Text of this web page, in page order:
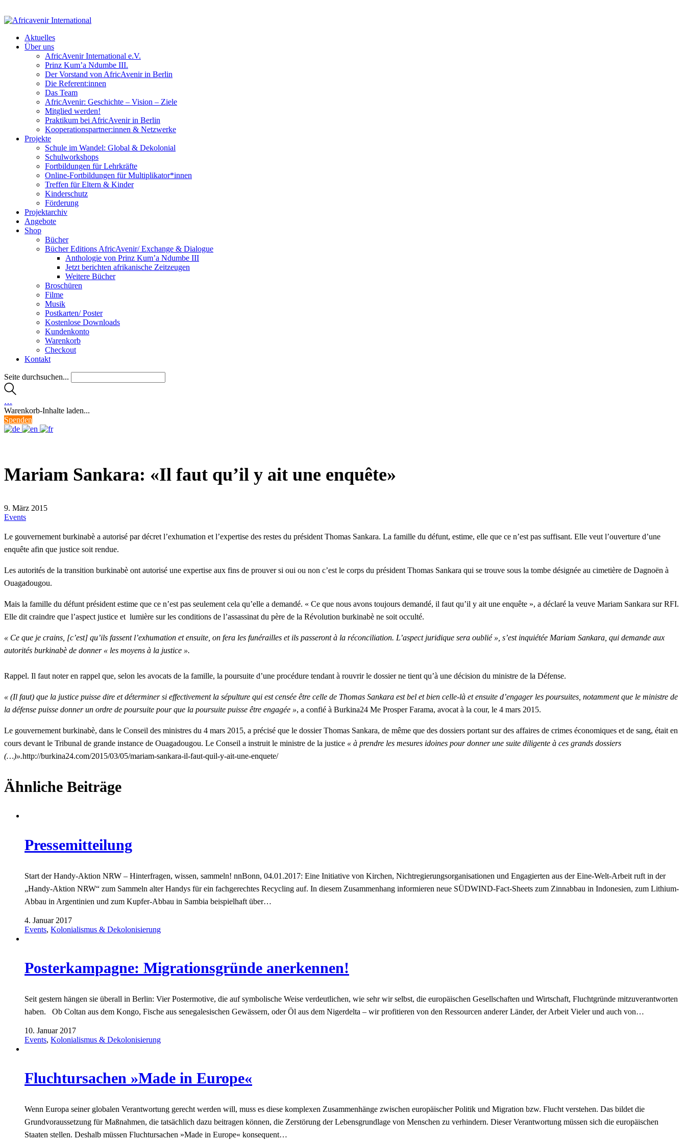
Aktuelles
Über uns
AfricAvenir International e.V.
Prinz Kum’a Ndumbe III.
Der Vorstand von AfricAvenir in Berlin
Die Referent:innen
Das Team
AfricAvenir: Geschichte – Vision – Ziele
Mitglied werden!
Praktikum bei AfricAvenir in Berlin
Kooperationspartner:innen & Netzwerke
Projekte
Schule im Wandel: Global & Dekolonial
Schulworkshops
Fortbildungen für Lehrkräfte
Online-Fortbildungen für Multiplikator*innen
Treffen für Eltern & Kinder
Kinderschutz
Förderung
Projektarchiv
Angebote
Shop
Bücher
Bücher Editions AfricAvenir/ Exchange & Dialogue
Anthologie von Prinz Kum’a Ndumbe III
Jetzt berichten afrikanische Zeitzeugen
Weitere Bücher
Broschüren
Filme
Musik
Postkarten/ Poster
Kostenlose Downloads
Kundenkonto
Warenkorb
Checkout
Kontakt
Seite durchsuchen...
…
Warenkorb-Inhalte laden...
Spenden
Mariam Sankara: «Il faut qu’il y ait une enquête»
9. März 2015
Events
Le gouvernement burkinabè a autorisé par décret l’exhumation et l’expertise des restes du président Thomas Sankara. La famille du défunt, estime, elle que ce n’est pas suffisant. Elle veut l’ouverture d’une
enquête afin que justice soit rendue.
Les autorités de la transition burkinabè ont autorisé une expertise aux fins de prouver si oui ou non c’est le corps du président Thomas Sankara qui se trouve sous la tombe désignée au cimetière de Dagnoën à
Ouagadougou.
Mais la famille du défunt président estime que ce n’est pas seulement cela qu’elle a demandé. « Ce que nous avons toujours demandé, il faut qu’il y ait une enquête », a déclaré la veuve Mariam Sankara surRFI.
Elle dit craindre que l’aspect justice et lumière sur les conditions de l’assassinat du père de la Révolution burkinabè ne soit occulté.
« Ce que je crains, [c’est] qu’ils fassent l’exhumation et ensuite, on fera les funérailles et ils passeront à la réconciliation. L’aspect juridique sera oublié », s’est inquiétée Mariam Sankara, qui demande aux
autorités burkinabè de donner « les moyens à la justice ».
Rappel. Il faut noter en rappel que, selon les avocats de la famille, la poursuite d’une procédure tendant à rouvrir le dossier ne tient qu’à une décision du ministre de la Défense.
« (Il faut) que la justice puisse dire et déterminer si effectivement la sépulture qui est censée être celle de Thomas Sankara est bel et bien celle-là et ensuite d’engager les poursuites, notamment que le ministre de
la défense puisse donner un ordre de poursuite pour que la poursuite puisse être engagée », a confié à Burkina24 Me Prosper Farama, avocat à la cour, le 4 mars 2015.
Le gouvernement burkinabè, dans le Conseil des ministres du 4 mars 2015, a précisé que le dossier Thomas Sankara, de même que des dossiers portant sur des affaires de crimes économiques et de sang, était en
cours devant le Tribunal de grande instance de Ouagadougou. Le Conseil a instruit le ministre de la justice « à prendre les mesures idoines pour donner une suite diligente à ces grands dossiers
(…)».http://burkina24.com/2015/03/05/mariam-sankara-il-faut-quil-y-ait-une-enquete/
Ähnliche Beiträge
Pressemitteilung
Start der Handy-Aktion NRW – Hinterfragen, wissen, sammeln! nnBonn, 04.01.2017: Eine Initiative von Kirchen, Nichtregierungsorganisationen und Engagierten aus der Eine-Welt-Arbeit ruft in der
„Handy-Aktion NRW“ zum Sammeln alter Handys für ein fachgerechtes Recycling auf. In diesem Zusammenhang informieren neue SÜDWIND-Fact-Sheets zum Zinnabbau in Indonesien, zum Lithium-
Abbau in Argentinien und zum Kupfer-Abbau in Sambia beispielhaft über…
4. Januar 2017
Events, Kolonialismus & Dekolonisierung
Posterkampagne: Migrationsgründe anerkennen!
Seit gestern hängen sie überall in Berlin: Vier Postermotive, die auf symbolische Weise verdeutlichen, wie sehr wir selbst, die europäischen Gesellschaften und Wirtschaft, Fluchtgründe mitzuverantworten
haben. Ob Coltan aus dem Kongo, Fische aus senegalesischen Gewässern, oder Öl aus dem Nigerdelta – wir profitieren von den Ressourcen anderer Länder, der Arbeit Vieler und auch von…
10. Januar 2017
Events, Kolonialismus & Dekolonisierung
Fluchtursachen »Made in Europe«
Wenn Europa seiner globalen Verantwortung gerecht werden will, muss es diese komplexen Zusammenhänge zwischen europäischer Politik und Migration bzw. Flucht verstehen. Das bildet die
Grundvoraussetzung für Maßnahmen, die tatsächlich dazu beitragen können, die Zerstörung der Lebensgrundlage von Menschen zu verhindern. Dieser Verantwortung müssen sich die europäischen
Staaten stellen. Deshalb müssen Fluchtursachen »Made in Europe« konsequent…